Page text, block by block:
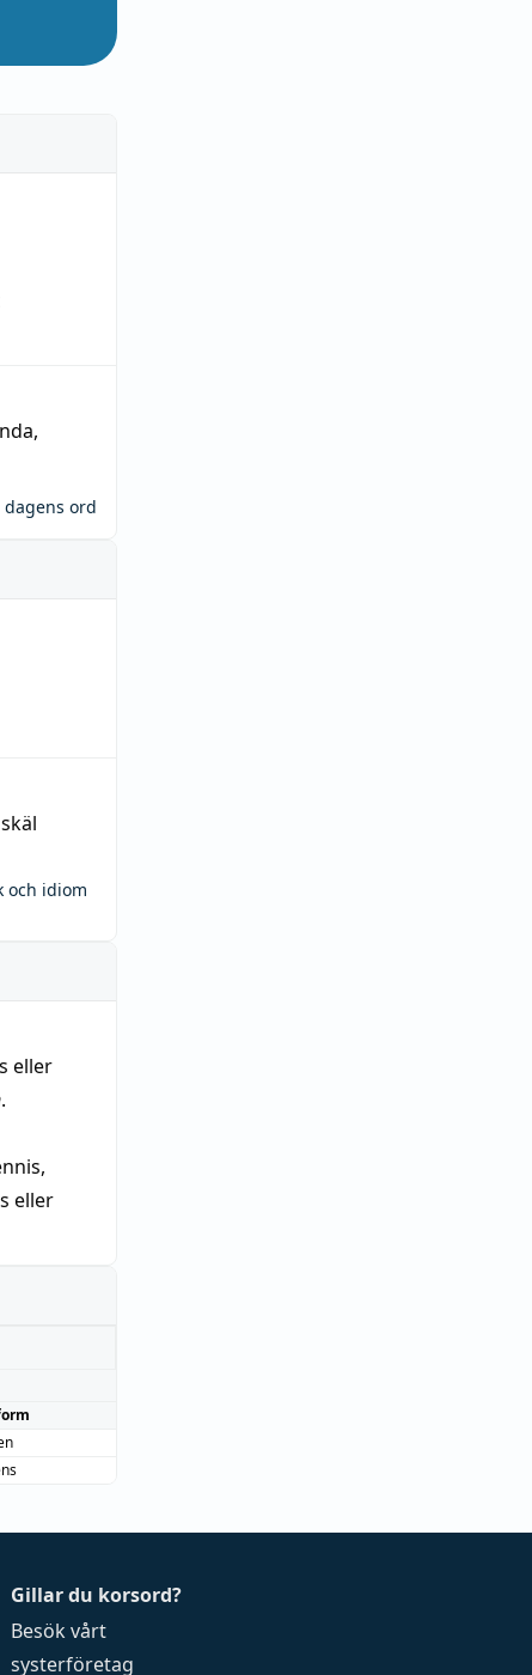
,
dagens ord
och idiom
eller
.
eller
Gillar du korsord?
Besök vårt
systerföretag